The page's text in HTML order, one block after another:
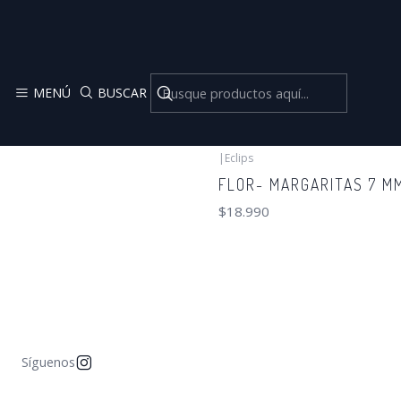
MENÚ BUSCAR
| Eclips
FLOR- MARGARITAS 7
$18.990
Síguenos